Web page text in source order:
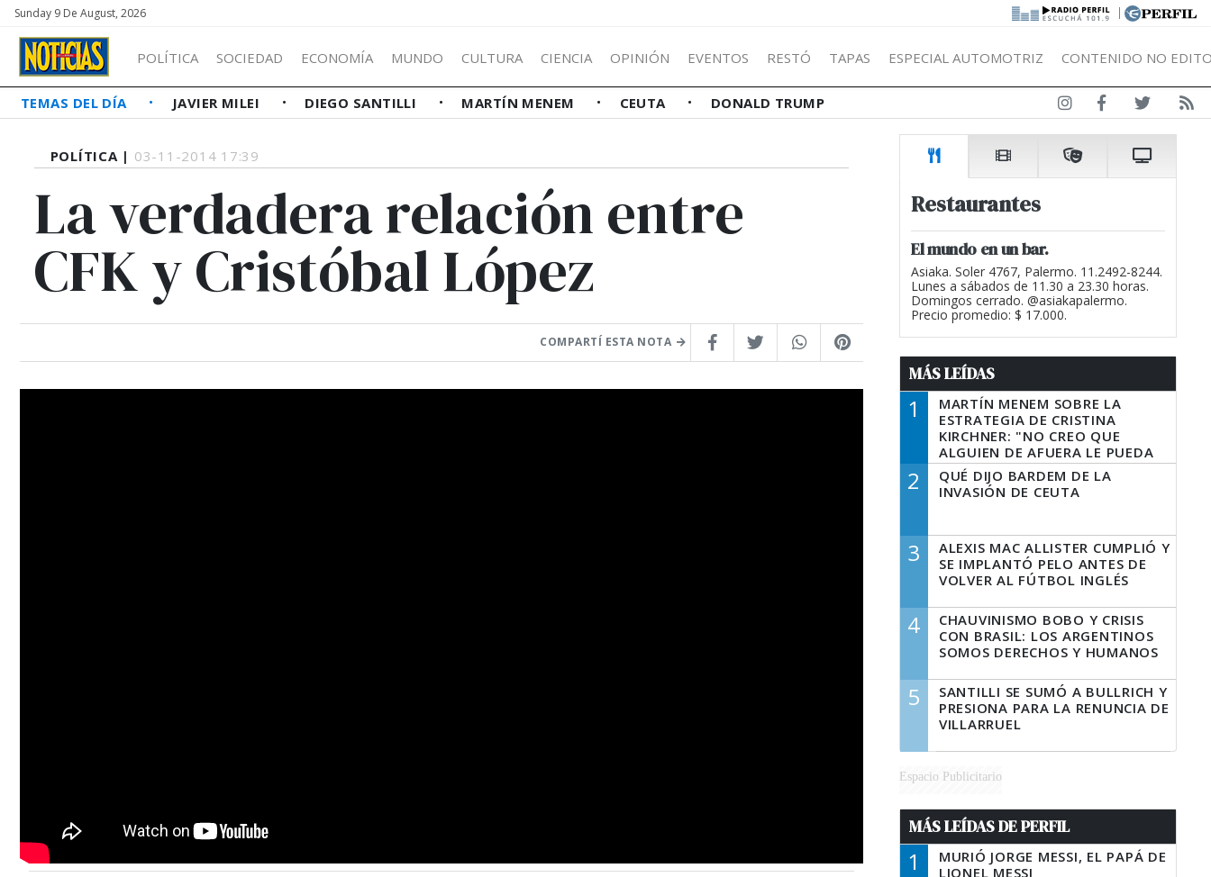
Sunday 9 De August, 2026 |
POLÍTICA SOCIEDAD ECONOMÍA MUNDO CULTURA CIENCIA OPINIÓN EVENTOS RESTÓ TAPAS ESPECIAL AUTOMOTRIZ CONTENIDO NO
TEMAS DEL DÍA JAVIER MILEI DIEGO SANTILLI MARTÍN MENEM CEUTA DONALD TRUMP
POLÍTICA | 03-11-2014 17:39
La verdadera relación entre
CFK y Cristóbal López
COMPARTÍ ESTA NOTA
Restaurantes
El mundo en un bar.
Asiaka. Soler 4767, Palermo. 11.2492-8244.
Lunes a sábados de 11.30 a 23.30 horas.
Domingos cerrado. @asiakapalermo.
Precio promedio: $ 17.000.
MÁS LEÍDAS
1
MARTÍN MENEM SOBRE LA
ESTRATEGIA DE CRISTINA
KIRCHNER: "NO CREO QUE
ALGUIEN DE AFUERA LE PUEDA
DECIR A LA JUSTICIA LO QUE
TIENE QUE HACER"
2
QUÉ DIJO BARDEM DE LA
INVASIÓN DE CEUTA
3
ALEXIS MAC ALLISTER CUMPLIÓ Y
SE IMPLANTÓ PELO ANTES DE
VOLVER AL FÚTBOL INGLÉS
4
CHAUVINISMO BOBO Y CRISIS
CON BRASIL: LOS ARGENTINOS
SOMOS DERECHOS Y HUMANOS
5
SANTILLI SE SUMÓ A BULLRICH Y
PRESIONA PARA LA RENUNCIA DE
VILLARRUEL
Espacio Publicitario
MÁS LEÍDAS DE PERFIL
1
MURIÓ JORGE MESSI, EL PAPÁ DE
LIONEL MESSI